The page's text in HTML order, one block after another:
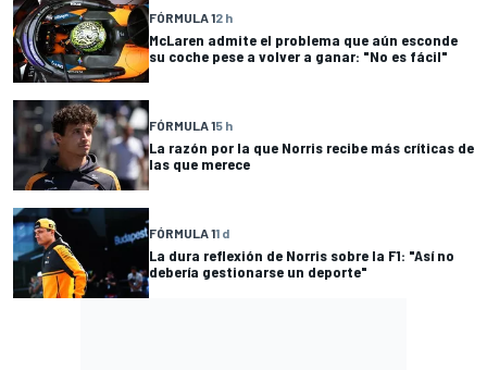
FÓRMULA 12 h
McLaren admite el problema que aún esconde
su coche pese a volver a ganar: "No es fácil"
FÓRMULA 15 h
La razón por la que Norris recibe más críticas de
las que merece
FÓRMULA 11 d
La dura reflexión de Norris sobre la F1: "Así no
debería gestionarse un deporte"